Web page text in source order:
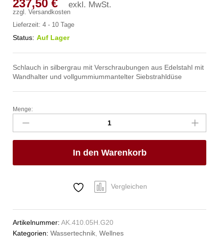
237,50€ exkl. MwSt.
zzgl.Versandkosten
Lieferzeit:4 - 10 Tage
Status: Auf Lager
Schlauch in silbergrau mit Verschraubungen aus Edelstahl mit
Wandhalter und vollgummiummantelter Siebstrahldüse
spa
Kneipp'sche
Garnitur
1/2"
20mm
Menge:
In den Warenkorb
Vergleichen
Artikelnummer:AK.410.05H.G20
Kategorien:Wassertechnik,Wellnes